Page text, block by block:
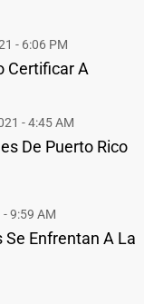
- 6:06 PM
Certificar A
- 4:45 AM
De Puerto Rico
9:59 AM
Enfrentan A La